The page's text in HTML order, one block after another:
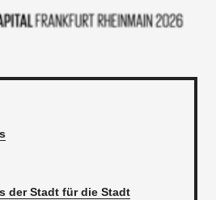
der Stadt für die Stadt